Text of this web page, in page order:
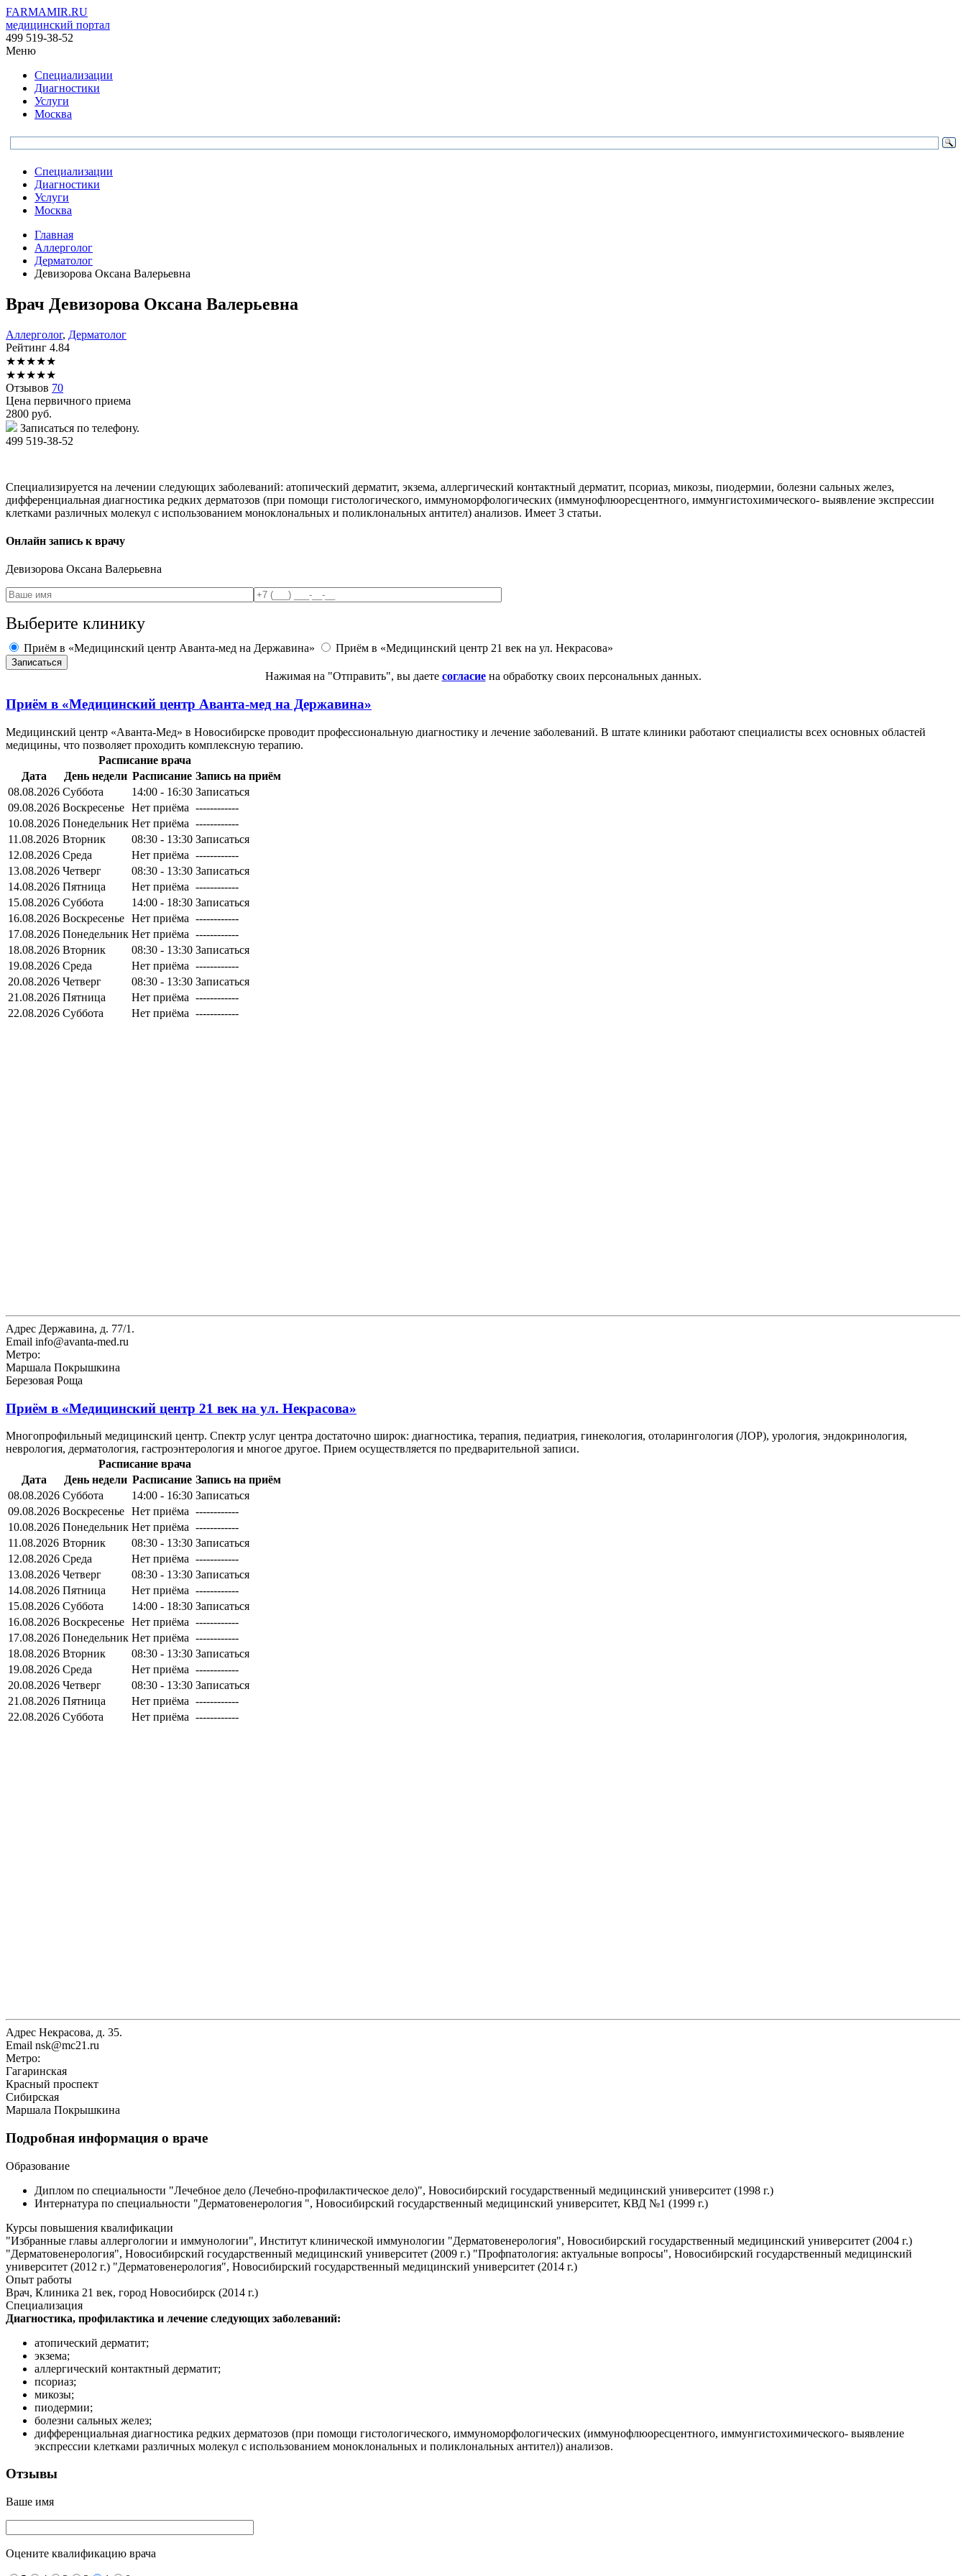
FARMAMIR.RU
медицинский портал
499 519-38-52
Меню
Специализации
Диагностики
Услуги
Москва
Специализации
Диагностики
Услуги
Москва
Главная
Аллерголог
Дерматолог
Девизорова Оксана Валерьевна
Врач Девизорова Оксана Валерьевна
Аллерголог, Дерматолог
Рейтинг 4.84
★★★★★
★★★★★
Отзывов 70
Цена первичного приема
2800 руб.
Записаться по телефону.
499 519-38-52
Специализируется на лечении следующих заболеваний: атопический дерматит, экзема, аллергический контактный дерматит, псориаз, микозы, пиодермии, болезни сальных желез,
дифференциальная диагностика редких дерматозов (при помощи гистологического, иммуноморфологических (иммунофлюоресцентного, иммунгистохимического- выявление экспрессии
клетками различных молекул с использованием моноклональных и поликлональных антител) анализов. Имеет 3 статьи.
Онлайн запись к врачу
Девизорова Оксана Валерьевна
Выберите клинику
Приём в «Медицинский центр Аванта-мед на Державина» Приём в «Медицинский центр 21 век на ул. Некрасова»
Нажимая на "Отправить", вы даете согласиена обработку своих персональных данных.
Приём в «Медицинский центр Аванта-мед на Державина»
Медицинский центр «Аванта-Мед» в Новосибирске проводит профессиональную диагностику и лечение заболеваний. В штате клиники работают специалисты всех основных областей
медицины, что позволяет проходить комплексную терапию.
Расписание врача
Дата
День недели Расписание Запись на приём
08.08.2026 Суббота 14:00 - 16:30 Записаться
09.08.2026 Воскресенье Нет приёма ------------
10.08.2026 Понедельник Нет приёма ------------
11.08.2026 Вторник 08:30 - 13:30 Записаться
12.08.2026 Среда Нет приёма ------------
13.08.2026 Четверг 08:30 - 13:30 Записаться
14.08.2026 Пятница Нет приёма ------------
15.08.2026 Суббота 14:00 - 18:30 Записаться
16.08.2026 Воскресенье Нет приёма ------------
17.08.2026 Понедельник Нет приёма ------------
18.08.2026 Вторник 08:30 - 13:30 Записаться
19.08.2026 Среда Нет приёма ------------
20.08.2026 Четверг 08:30 - 13:30 Записаться
21.08.2026 Пятница Нет приёма ------------
22.08.2026 Суббота Нет приёма ------------
Адрес Державина, д. 77/1.
Email info@avanta-med.ru
Метро:
Маршала Покрышкина
Березовая Роща
Приём в «Медицинский центр 21 век на ул. Некрасова»
Многопрофильный медицинский центр. Спектр услуг центра достаточно широк: диагностика, терапия, педиатрия, гинекология, отоларингология (ЛОР), урология, эндокринология,
неврология, дерматология, гастроэнтерология и многое другое. Прием осуществляется по предварительной записи.
Расписание врача
Дата
День недели Расписание Запись на приём
08.08.2026 Суббота 14:00 - 16:30 Записаться
09.08.2026 Воскресенье Нет приёма ------------
10.08.2026 Понедельник Нет приёма ------------
11.08.2026 Вторник 08:30 - 13:30 Записаться
12.08.2026 Среда Нет приёма ------------
13.08.2026 Четверг 08:30 - 13:30 Записаться
14.08.2026 Пятница Нет приёма ------------
15.08.2026 Суббота 14:00 - 18:30 Записаться
16.08.2026 Воскресенье Нет приёма ------------
17.08.2026 Понедельник Нет приёма ------------
18.08.2026 Вторник 08:30 - 13:30 Записаться
19.08.2026 Среда Нет приёма ------------
20.08.2026 Четверг 08:30 - 13:30 Записаться
21.08.2026 Пятница Нет приёма ------------
22.08.2026 Суббота Нет приёма ------------
Адрес Некрасова, д. 35.
Email nsk@mc21.ru
Метро:
Гагаринская
Красный проспект
Сибирская
Маршала Покрышкина
Подробная информация о враче
Образование
Диплом по специальности "Лечебное дело (Лечебно-профилактическое дело)", Новосибирский государственный медицинский университет (1998 г.)
Интернатура по специальности "Дерматовенерология ", Новосибирский государственный медицинский университет, КВД №1 (1999 г.)
Курсы повышения квалификации
"Избранные главы аллергологии и иммунологии", Институт клинической иммунологии "Дерматовенерология", Новосибирский государственный медицинский университет (2004 г.)
"Дерматовенерология", Новосибирский государственный медицинский университет (2009 г.) "Профпатология: актуальные вопросы", Новосибирский государственный медицинский
университет (2012 г.) "Дерматовенерология", Новосибирский государственный медицинский университет (2014 г.)
Опыт работы
Врач, Клиника 21 век, город Новосибирск (2014 г.)
Специализация
Диагностика, профилактика и лечение следующих заболеваний:
атопический дерматит;
экзема;
аллергический контактный дерматит;
псориаз;
микозы;
пиодермии;
болезни сальных желез;
дифференциальная диагностика редких дерматозов (при помощи гистологического, иммуноморфологических (иммунофлюоресцентного, иммунгистохимического- выявление
экспрессии клетками различных молекул с использованием моноклональных и поликлональных антител)) анализов.
Отзывы
Ваше имя
Оцените квалификацию врача